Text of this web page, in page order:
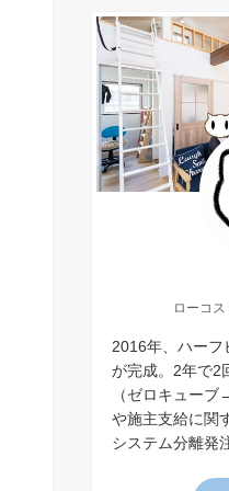
ローコ
2016年、ハーフ
が完成。2年で2
（ゼロキュー
や施主支給に関
システム分離発